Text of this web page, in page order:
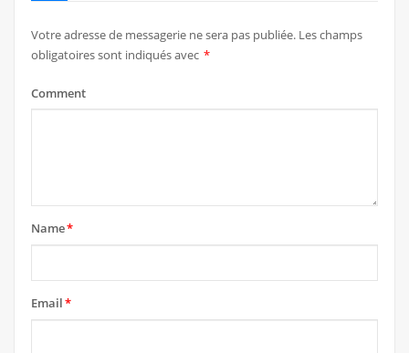
Votre adresse de messagerie ne sera pas publiée. Les champs
obligatoires sont indiqués avec *
Comment
Name*
Email*